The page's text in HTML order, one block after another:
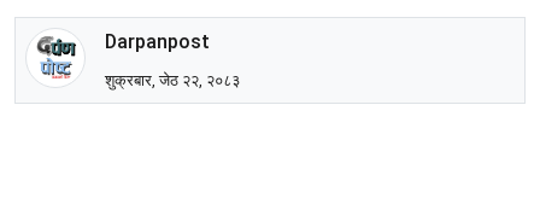
Darpanpost
शुक्रबार, जेठ २२, २०८३